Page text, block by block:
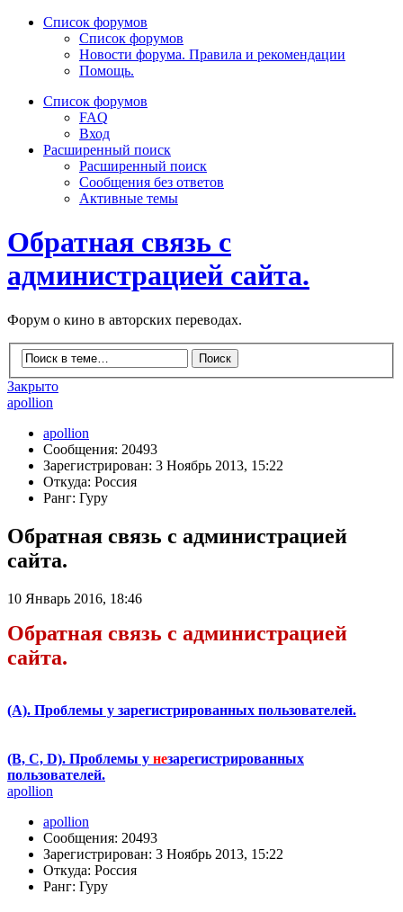
Список форумов
Список форумов
Новости форума. Правила и рекомендации
Помощь.
Список форумов
FAQ
Вход
Расширенный поиск
Расширенный поиск
Сообщения без ответов
Активные темы
Обратная связь с
администрацией сайта.
Форум о кино в авторских переводах.
Закрыто
apollion
apollion
Сообщения: 20493
Зарегистрирован: 3 Ноябрь 2013, 15:22
Откуда: Россия
Ранг: Гуру
Обратная связь с администрацией
сайта.
10 Январь 2016, 18:46
Обратная связь с администрацией
сайта.
(А). Проблемы у зарегистрированных пользователей.
(B, C, D). Проблемы у незарегистрированных
пользователей.
apollion
apollion
Сообщения: 20493
Зарегистрирован: 3 Ноябрь 2013, 15:22
Откуда: Россия
Ранг: Гуру